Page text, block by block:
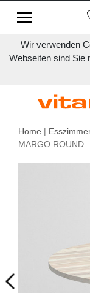
Wir verwenden
Webseiten sind Sie
Home |
MARGO ROUND